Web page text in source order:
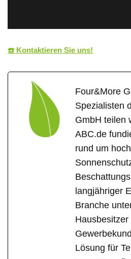
☎️ Kontaktieren Sie uns!
Four&More
Spezialisten
GmbH teilen
ABC.de
rund um
langjähriger
Branche
Hausbesitzer
Lösung für